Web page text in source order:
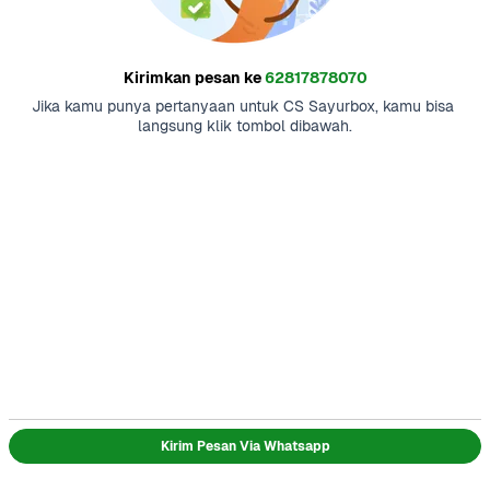
Kirimkan pesan ke62817878070
Jika kamu punya pertanyaan untuk CS Sayurbox, kamu bisa
langsung klik tombol dibawah.
Kirim Pesan Via Whatsapp